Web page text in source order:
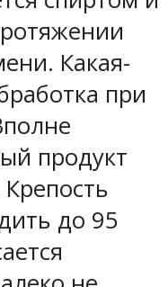
Какая-
при
продукт
до 95